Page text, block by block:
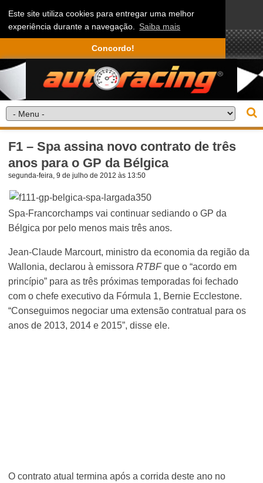
Este site utiliza cookies para entregar uma melhor
experiência durante a navegação. Saiba mais
Concordo!
F1 – Spa assina novo contrato de três
anos para o GP da Bélgica
segunda-feira, 9 de julho de 2012 às 13:50
Spa-Francorchamps vai continuar sediando o GP da
Bélgica por pelo menos mais três anos.
Jean-Claude Marcourt, ministro da economia da região da
Wallonia, declarou à emissoraRTBFque o “acordo em
princípio” para as três próximas temporadas foi fechado
com o chefe executivo da Fórmula 1, Bernie Ecclestone.
“Conseguimos negociar uma extensão contratual para os
anos de 2013, 2014 e 2015”, disse ele.
O contrato atual termina após a corrida deste ano no